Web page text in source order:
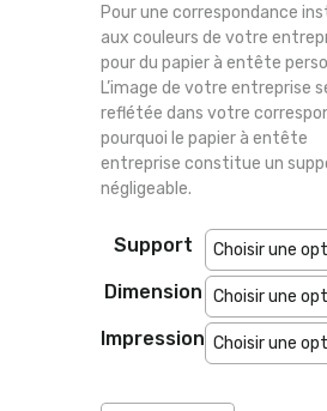
Pour une correspondance
aux couleurs de votre
pour du papier à entête
L’image de votre entreprise
reflétée dans votre
pourquoi le papier à entête
entreprise constitue un
négligeable.
Support
Dimension
Impression